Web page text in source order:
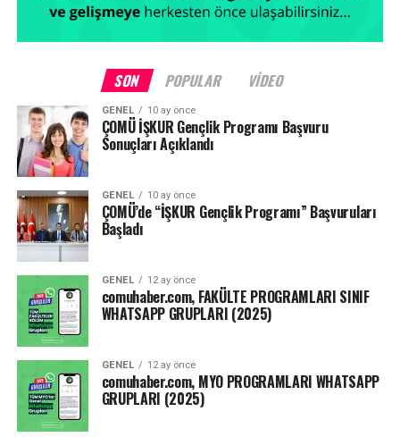
SON POPULAR VIDEO
GENEL 10 ay önce
ÇOMÜ İŞKUR Gençlik Programı Başvuru
Sonuçları Açıklandı
GENEL 10 ay önce
ÇOMÜ’de “İŞKUR Gençlik Programı” Başvuruları
Başladı
GENEL 12 ay önce
comuhaber.com, FAKÜLTE PROGRAMLARI SINIF
WHATSAPP GRUPLARI (2025)
GENEL 12 ay önce
comuhaber.com, MYO PROGRAMLARI WHATSAPP
GRUPLARI (2025)